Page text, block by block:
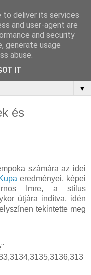
▼
és
számára az idei
eredményei, képei
Imre, a stílus
útjára indítva, idén
tekintette meg
to deliver its services
and user-agent are
and security
generate usage
abuse.
IT